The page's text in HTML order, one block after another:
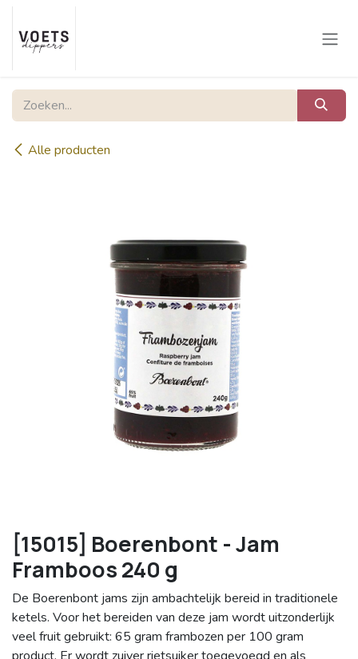
Overslaan naar inhoud
Alle producten
[15015] Boerenbont - Jam
Framboos 240 g
De Boerenbont jams zijn ambachtelijk bereid in traditionele
ketels. Voor het bereiden van deze jam wordt uitzonderlijk
veel fruit gebruikt: 65 gram frambozen per 100 gram